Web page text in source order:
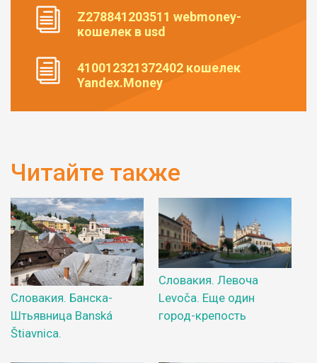
Z278841203511 webmoney-
кошелек в usd
410012321372402 кошелек
Yandex.Money
Читайте также
Словакия. Банска-
Штьявница Banská
Štiavnica.
Словакия. Левоча
Levoča. Еще один
город-крепость